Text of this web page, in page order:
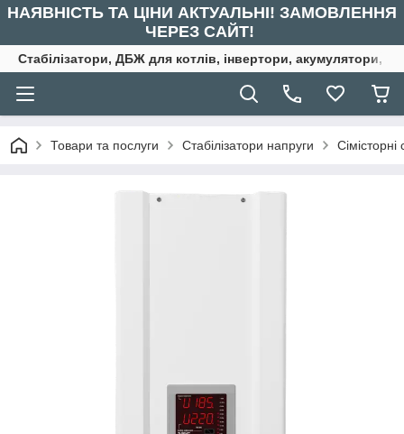
НАЯВНІСТЬ ТА ЦІНИ АКТУАЛЬНІ! ЗАМОВЛЕННЯ
ЧЕРЕЗ САЙТ!
Стабілізатори, ДБЖ для котлів, інвертори, акумулятори,
Товари та послуги Стабілізатори напруги Сімісторні